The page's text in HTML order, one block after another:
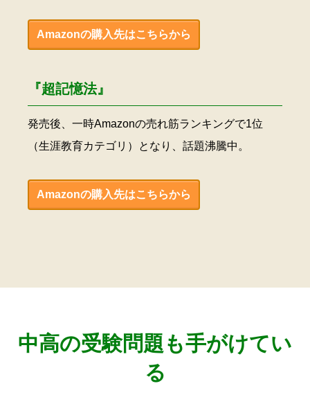
Amazonの購入先はこちらから
『超記憶法』
発売後、一時Amazonの売れ筋ランキングで1位
（生涯教育カテゴリ）となり、話題沸騰中。
Amazonの購入先はこちらから
中高の受験問題も手がけてい
る